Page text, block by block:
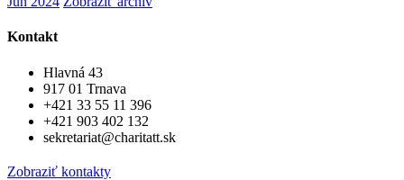
Kontakt
Hlavná 43
917 01 Trnava
+421 33 55 11 396
+421 903 402 132
sekretariat@charitatt.sk
Zobraziť kontakty